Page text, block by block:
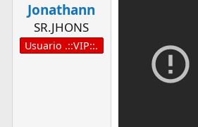
Jonathann
SR.JHONS
Usuario .::VIP::.